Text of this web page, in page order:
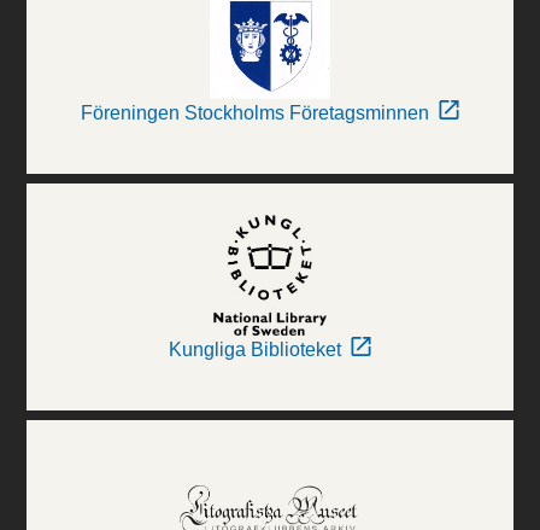
Föreningen Stockholms Företagsminnen
Kungliga Biblioteket